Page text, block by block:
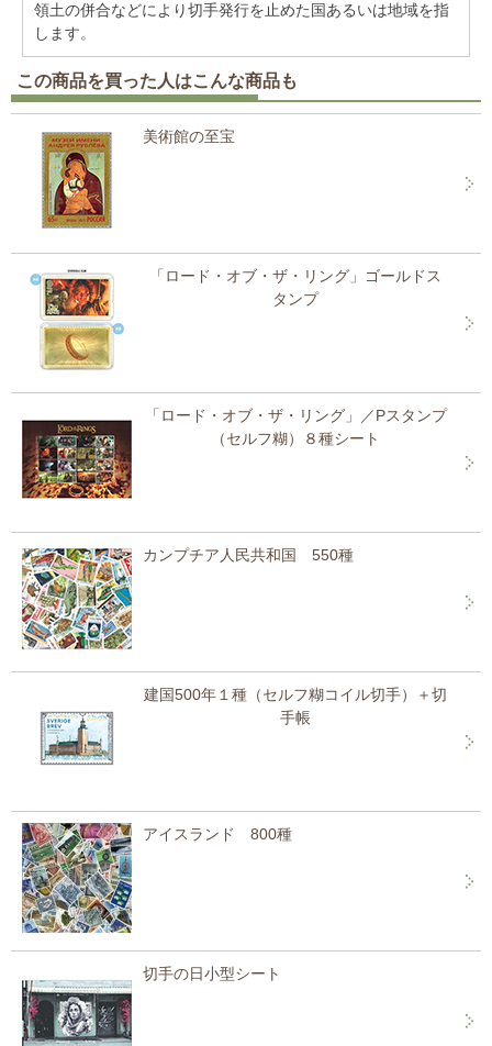
領土の併合などにより切手発行を止めた国あるいは地域を指
します。
この商品を買った人はこんな商品も
美術館の至宝
「ロード・オブ・ザ・リング」ゴールドス
タンプ
「ロード・オブ・ザ・リング」／Pスタンプ
（セルフ糊）８種シート
カンプチア人民共和国 550種
建国500年１種（セルフ糊コイル切手）＋切
手帳
アイスランド 800種
切手の日小型シート